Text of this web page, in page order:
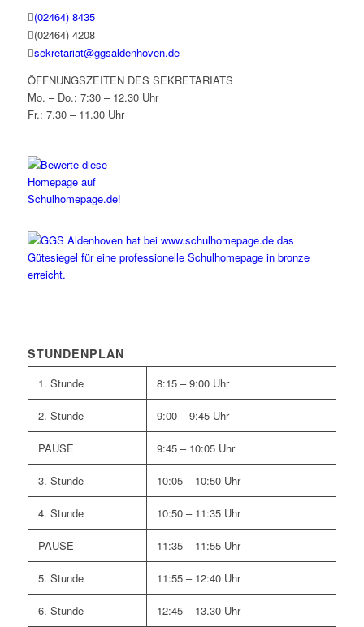
(02464) 8435
(02464) 4208
sekretariat@ggsaldenhoven.de
ÖFFNUNGSZEITEN DES SEKRETARIATS
Mo. – Do.: 7:30 – 12.30 Uhr
Fr.: 7.30 – 11.30 Uhr
STUNDENPLAN
1. Stunde 8:15 – 9:00 Uhr
2. Stunde 9:00 – 9:45 Uhr
PAUSE 9:45 – 10:05 Uhr
3. Stunde 10:05 – 10:50 Uhr
4. Stunde 10:50 – 11:35 Uhr
PAUSE 11:35 – 11:55 Uhr
5. Stunde 11:55 – 12:40 Uhr
6. Stunde 12:45 – 13.30 Uhr